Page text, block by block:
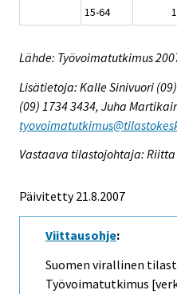
15-64
Lähde: Työvoimatutkimus
Lisätietoja: Kalle Sinivuori
(09) 1734 3434, Juha
Vastaava tilastojohtaja:
Päivitetty 21.8.2007
Viittausohje:
Suomen virallinen
Työvoimatutkimus